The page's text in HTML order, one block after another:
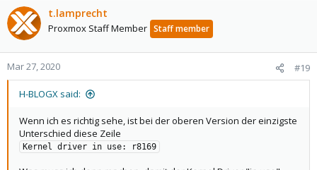
t.lamprecht
Proxmox Staff Member Staff member
Mar 27, 2020 #19
H-BLOGX said:
Wenn ich es richtig sehe, ist bei der oberen Version der einzigste
Unterschied diese Zeile
Kernel driver in use: r8169